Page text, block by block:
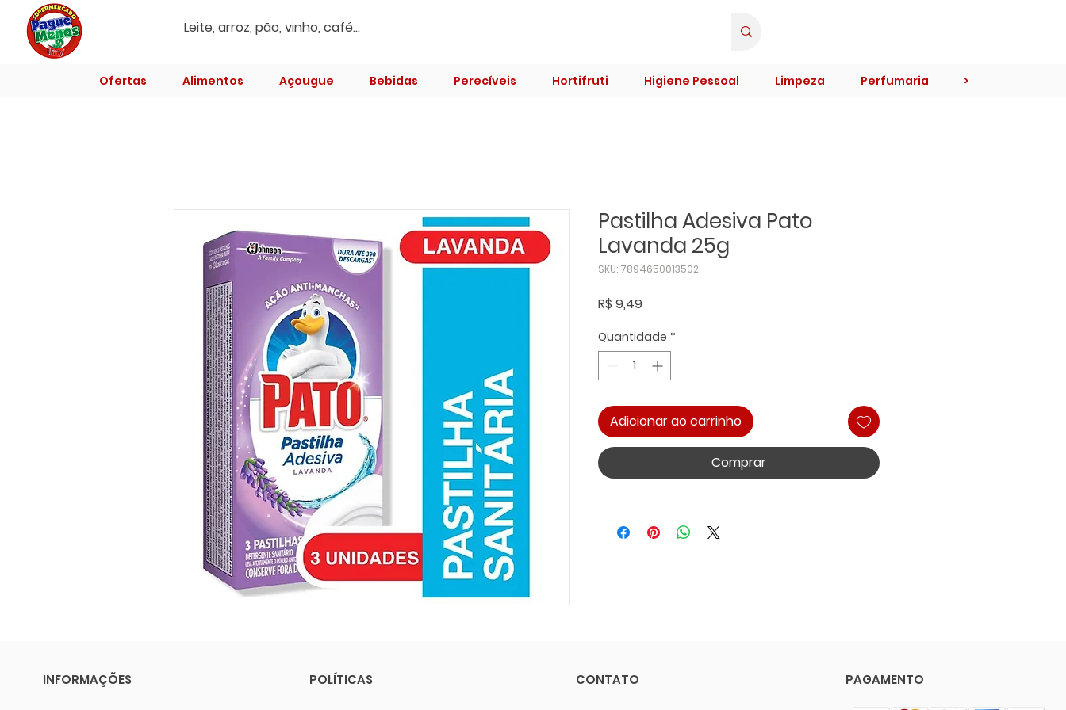
Ofertas Alimentos Açougue Bebidas Perecíveis Hortifruti Higiene Pessoal Limpeza Perfumaria >
Pastilha Adesiva Pato
Lavanda 25g
SKU: 7894650013502
R$ 9,49Preço
Quantidade *
Adicionar ao carrinho
Comprar
INFORMAÇÕES POLÍTICAS CONTATO PAGAMENTO